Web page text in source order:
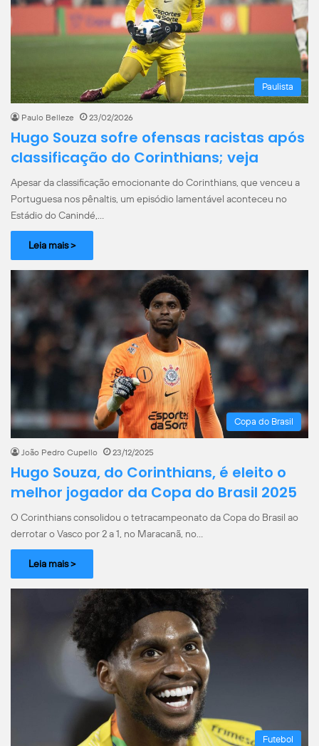
Paulista
Paulo Belleze 23/02/2026
Hugo Souza sofre ofensas racistas após
classificação do Corinthians; veja
Apesar da classificação emocionante do Corinthians, que venceu a
Portuguesa nos pênaltis, um episódio lamentável aconteceu no
Estádio do Canindé,…
Leia mais >
Copa do Brasil
João Pedro Cupello 23/12/2025
Hugo Souza, do Corinthians, é eleito o
melhor jogador da Copa do Brasil 2025
O Corinthians consolidou o tetracampeonato da Copa do Brasil ao
derrotar o Vasco por 2 a 1, no Maracanã, no…
Leia mais >
Futebol